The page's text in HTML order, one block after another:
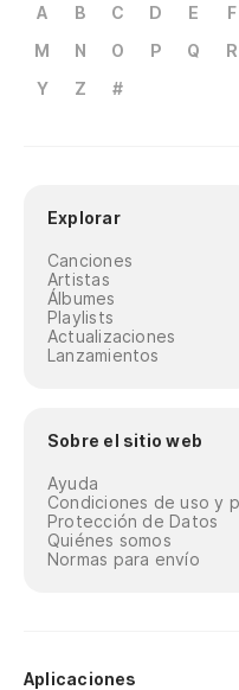
A B C D E F
M
N O P Q R
Y
Z #
Explorar
Canciones
Artistas
Álbumes
Playlists
Actualizaciones
Lanzamientos
Sobre el sitio web
Ayuda
Condiciones de uso y
Protección de Datos
Quiénes somos
Normas para envío
Aplicaciones